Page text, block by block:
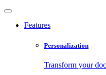
Features
Personalization
Transform your